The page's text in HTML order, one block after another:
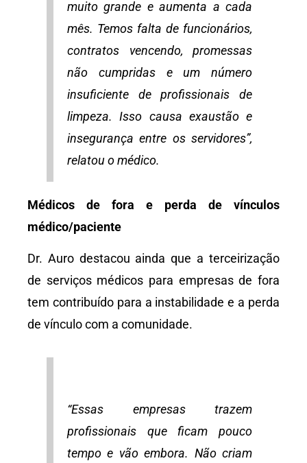
muito grande e aumenta a cada
mês. Temos falta de funcionários,
contratos vencendo, promessas
não cumpridas e um número
insuficiente de profissionais de
limpeza. Isso causa exaustão e
insegurança entre os servidores”,
relatou o médico.
Médicos de fora e perda de vínculos
médico/paciente
Dr. Auro destacou ainda que a terceirização
de serviços médicos para empresas de fora
tem contribuído para a instabilidade e a perda
de vínculo com a comunidade.
“Essas empresas trazem
profissionais que ficam pouco
tempo e vão embora. Não criam